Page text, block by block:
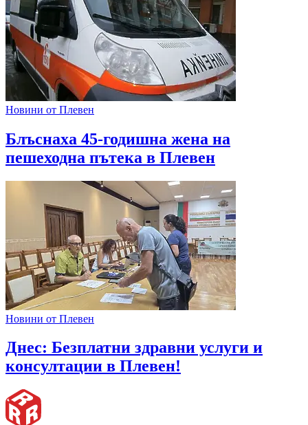
Новини от Плевен
Блъснаха 45-годишна жена на
пешеходна пътека в Плевен
Новини от Плевен
Днес: Безплатни здравни услуги и
консултации в Плевен!